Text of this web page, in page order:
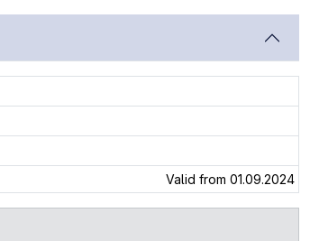
Valid from 01.09.2024